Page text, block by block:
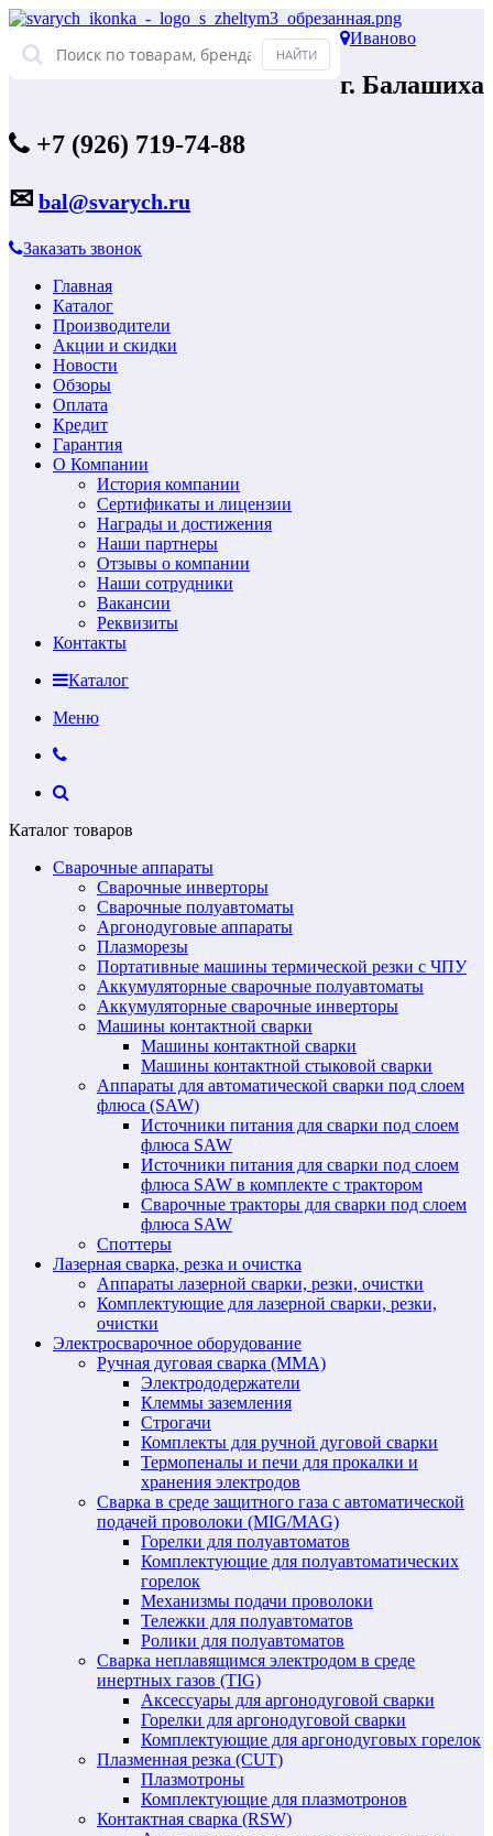
Иваново
г. Балашиха
+7 (926) 719-74-88
✉ bal@svarych.ru
Заказать звонок
Главная
Каталог
Производители
Акции и скидки
Новости
Обзоры
Оплата
Кредит
Гарантия
О Компании
История компании
Сертификаты и лицензии
Награды и достижения
Наши партнеры
Отзывы о компании
Наши сотрудники
Вакансии
Реквизиты
Контакты
Каталог
Меню
Каталог товаров
Сварочные аппараты
Сварочные инверторы
Сварочные полуавтоматы
Аргонодуговые аппараты
Плазморезы
Портативные машины термической резки с ЧПУ
Аккумуляторные сварочные полуавтоматы
Аккумуляторные сварочные инверторы
Машины контактной сварки
Машины контактной сварки
Машины контактной стыковой сварки
Аппараты для автоматической сварки под слоем
флюса (SAW)
Источники питания для сварки под слоем
флюса SAW
Источники питания для сварки под слоем
флюса SAW в комплекте с трактором
Сварочные тракторы для сварки под слоем
флюса SAW
Споттеры
Лазерная сварка, резка и очистка
Аппараты лазерной сварки, резки, очистки
Комплектующие для лазерной сварки, резки,
очистки
Электросварочное оборудование
Ручная дуговая сварка (MMA)
Электрододержатели
Клеммы заземления
Строгачи
Комплекты для ручной дуговой сварки
Термопеналы и печи для прокалки и
хранения электродов
Сварка в среде защитного газа с автоматической
подачей проволоки (MIG/MAG)
Горелки для полуавтоматов
Комплектующие для полуавтоматических
горелок
Механизмы подачи проволоки
Тележки для полуавтоматов
Ролики для полуавтоматов
Сварка неплавящимся электродом в среде
инертных газов (TIG)
Аксессуары для аргонодуговой сварки
Горелки для аргонодуговой сварки
Комплектующие для аргонодуговых горелок
Плазменная резка (CUT)
Плазмотроны
Комплектующие для плазмотронов
Контактная сварка (RSW)